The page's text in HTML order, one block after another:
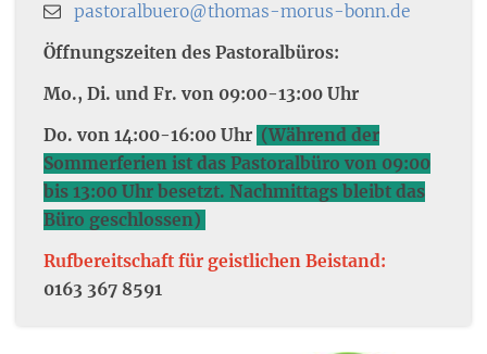
pastoralbuero@thomas-morus-bonn.de
Öffnungszeiten des Pastoralbüros:
Mo., Di. und Fr. von 09:00-13:00 Uhr
Do. von 14:00-16:00 Uhr (Während der
Sommerferien ist das Pastoralbüro von 09:00
bis 13:00 Uhr besetzt. Nachmittags bleibt das
Büro geschlossen)
Rufbereitschaft für geistlichen Beistand:
0163 367 8591